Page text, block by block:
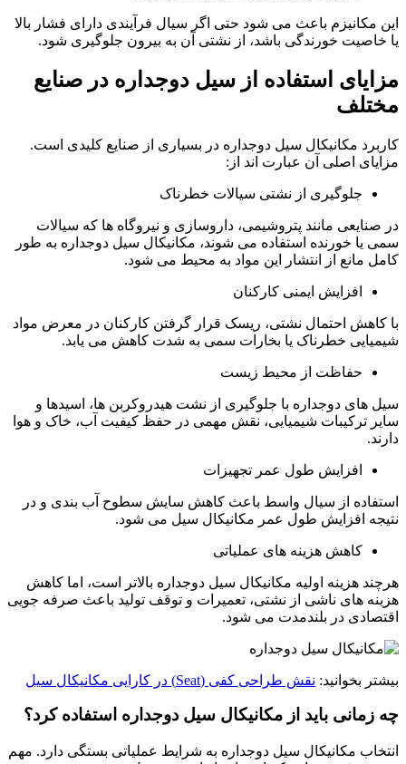
این مکانیزم باعث می شود حتی اگر سیال فرآیندی دارای فشار بالا
یا خاصیت خورندگی باشد، از نشتی آن به بیرون جلوگیری شود.
مزایای استفاده از سیل دوجداره در صنایع
مختلف
کاربرد مکانیکال سیل دوجداره در بسیاری از صنایع کلیدی است.
مزایای اصلی آن عبارت اند از:
جلوگیری از نشتی سیالات خطرناک
در صنایعی مانند پتروشیمی، داروسازی و نیروگاه ها که سیالات
سمی یا خورنده استفاده می شوند، مکانیکال سیل دوجداره به طور
کامل مانع از انتشار این مواد به محیط می شود.
افزایش ایمنی کارکنان
با کاهش احتمال نشتی، ریسک قرار گرفتن کارکنان در معرض مواد
شیمیایی خطرناک یا بخارات سمی به شدت کاهش می یابد.
حفاظت از محیط زیست
سیل های دوجداره با جلوگیری از نشت هیدروکربن ها، اسیدها و
سایر ترکیبات شیمیایی، نقش مهمی در حفظ کیفیت آب، خاک و هوا
دارند.
افزایش طول عمر تجهیزات
استفاده از سیال واسط باعث کاهش سایش سطوح آب بندی و در
نتیجه افزایش طول عمر مکانیکال سیل می شود.
کاهش هزینه های عملیاتی
هرچند هزینه اولیه مکانیکال سیل دوجداره بالاتر است، اما کاهش
هزینه های ناشی از نشتی، تعمیرات و توقف تولید باعث صرفه جویی
اقتصادی در بلندمدت می شود.
بیشتر بخوانید: نقش طراحی کفی (Seat) در کارایی مکانیکال سیل
چه زمانی باید از مکانیکال سیل دوجداره استفاده کرد؟
انتخاب مکانیکال سیل دوجداره به شرایط عملیاتی بستگی دارد. مهم